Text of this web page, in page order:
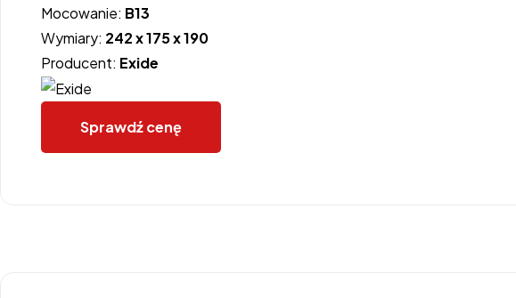
Mocowanie: B13
Wymiary: 242 x 175 x 190
Producent: Exide
Sprawdź cenę